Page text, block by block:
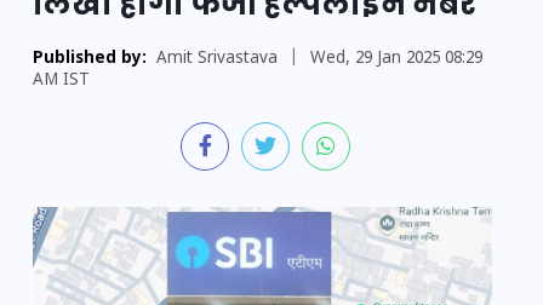
Published by: Amit Srivastava
Wed, 29 Jan 2025 08:29
AM IST